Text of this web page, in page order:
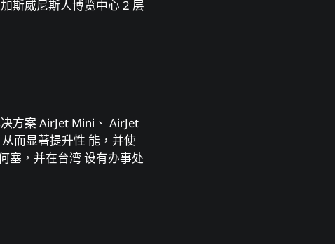
斯威尼斯⼈博览中⼼ 2 层
⽅案 AirJet Mini、 AirJet
⽽显著提升性 能，并使
塞，并在台湾 设有办事处